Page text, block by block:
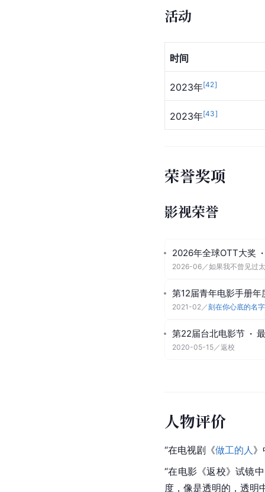
活动
时间
2023年[42]
2023年[43]
荣誉奖项
影视荣誉
2026年全球OTT大奖 ·
2026-06／如果我不曾见过
第12届青年电影手册年
2021-02／刻在你心底的名字
第22届台北电影节 ·
2020-05-15／返校
人物评价
“在电视剧《做工的人
“在电影《返校》试镜
度，像是透明的，透